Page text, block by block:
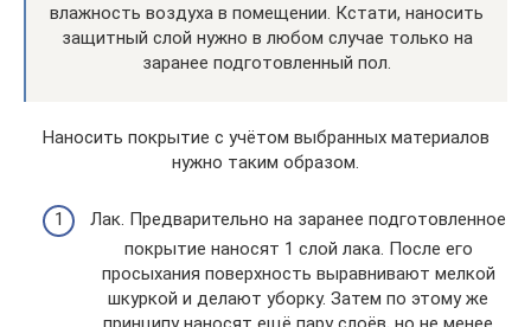
влажность воздуха в помещении. Кстати, наносить
защитный слой нужно в любом случае только на
заранее подготовленный пол.
Наносить покрытие с учётом выбранных материалов
нужно таким образом.
Лак. Предварительно на заранее подготовленное
покрытие наносят 1 слой лака. После его
просыхания поверхность выравнивают мелкой
шкуркой и делают уборку. Затем по этому же